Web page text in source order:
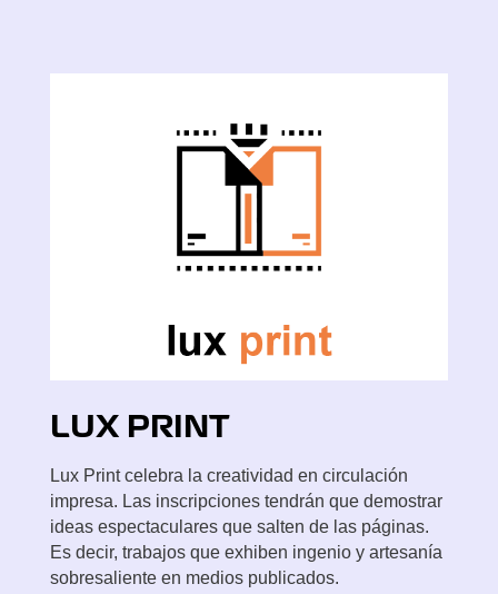
LUX PRINT
Lux Print celebra la creatividad en circulación
impresa. Las inscripciones tendrán que demostrar
ideas espectaculares que salten de las páginas.
Es decir, trabajos que exhiben ingenio y artesanía
sobresaliente en medios publicados.